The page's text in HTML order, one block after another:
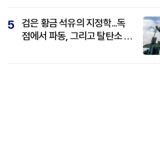
5
검은 황금 석유의 지정학...독
점에서 파동, 그리고 탈탄소 패